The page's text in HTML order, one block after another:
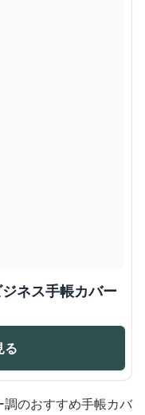
ネス手帳カバー
る
のおすすめ手帳カバ